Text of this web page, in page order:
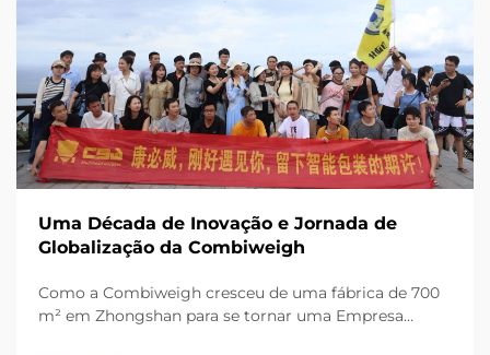
Uma Década de Inovação e Jornada de
Globalização da Combiweigh
Como a Combiweigh cresceu de uma fábrica de 700
m² em Zhongshan para se tornar uma Empresa